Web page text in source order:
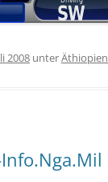
2008 unterÄthiopien